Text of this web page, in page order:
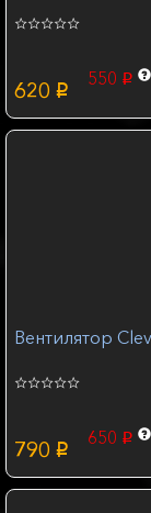
620 p
550 p
Вентилятор
790 p
650 p